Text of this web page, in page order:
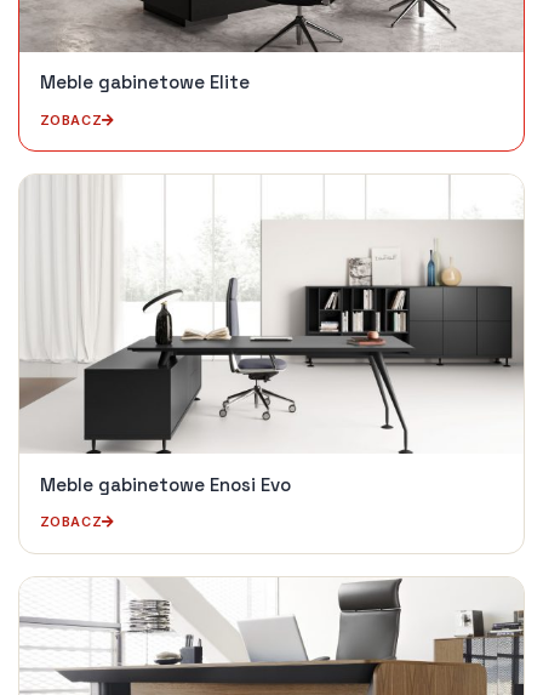
Meble gabinetowe Elite
ZOBACZ
Meble gabinetowe Enosi Evo
ZOBACZ